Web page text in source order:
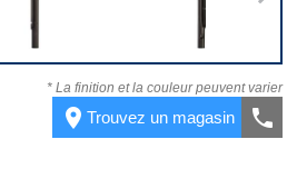
Côté gauche Côté droit
* La finition et la couleur peuvent varier
place Trouvez un magasin call